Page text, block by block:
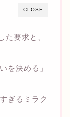
CLOSE
要求と、
を決める」
ぎるミラク